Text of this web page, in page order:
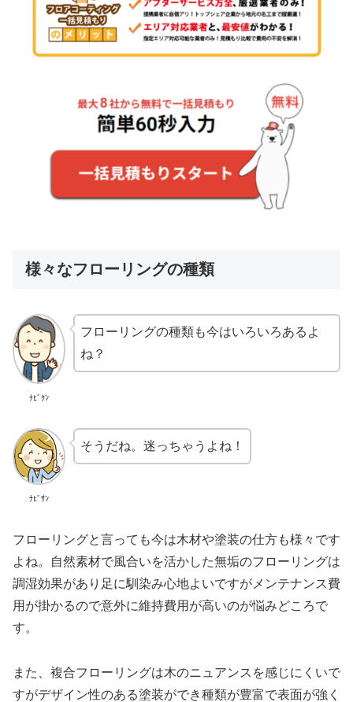
様々なフローリングの種類
ﾅﾋﾞｸﾝ
フローリングの種類も今はいろいろあるよ
ね？
ﾅﾋﾞｻﾝ
そうだね。迷っちゃうよね！
フローリングと言っても今は木材や塗装の仕方も様々です
よね。自然素材で風合いを活かした無垢のフローリングは
調湿効果があり足に馴染み心地よいですがメンテナンス費
用が掛かるので意外に維持費用が高いのが悩みどころで
す。
また、複合フローリングは木のニュアンスを感じにくいで
すがデザイン性のある塗装ができ種類が豊富で表面が強く